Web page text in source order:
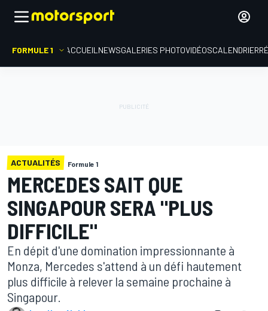
FORMULE 1 ACCUEIL NEWSGALERIES PHOTOVIDÉOSCALENDRIER
ACTUALITÉS Formule 1
MERCEDES SAIT QUE
SINGAPOUR SERA "PLUS
DIFFICILE"
En dépit d'une domination impressionnante à
Monza, Mercedes s'attend à un défi hautement
plus difficile à relever la semaine prochaine à
Singapour.